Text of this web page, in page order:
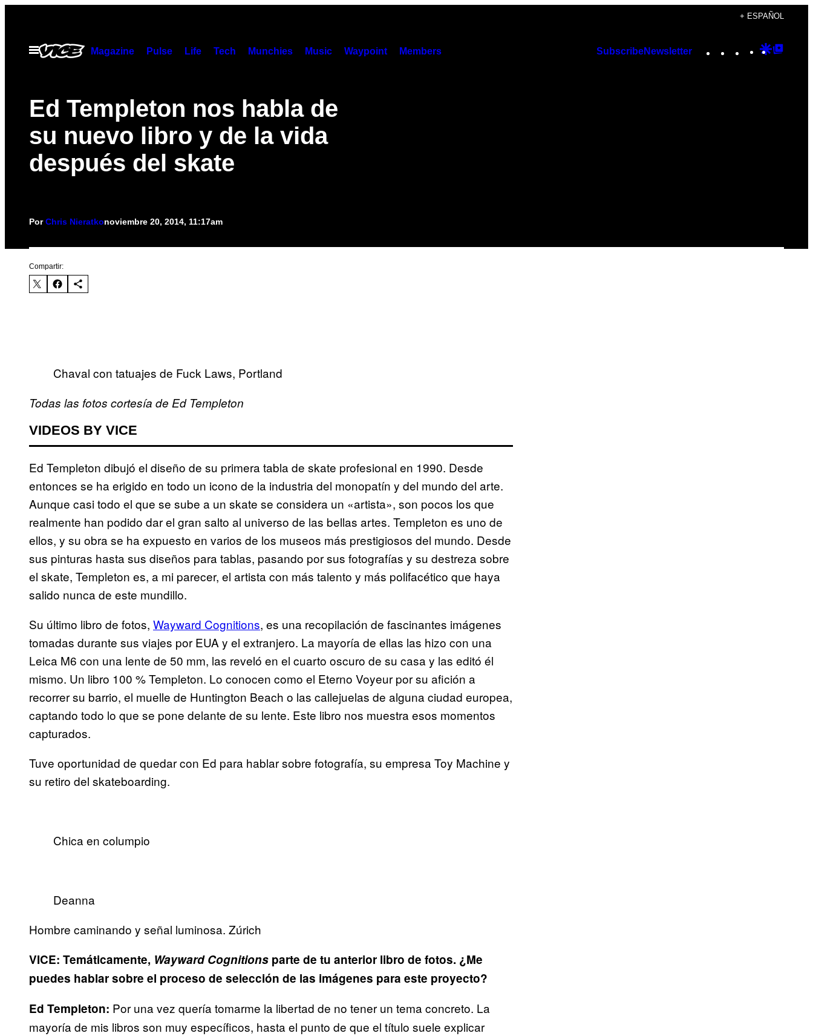
contenido
+ ESPAÑOL
Abrir
Menú
Magazine Pulse Life Tech Munchies Music Waypoint Members SubscribeNewsletter Instagram
TikTok
YouTube
Google
Ed Templeton nos habla de
su nuevo libro y de la vida
después del skate
PorChris Nieratkonoviembre 20, 2014, 11:17am
Compartir:
Chaval con tatuajes de Fuck Laws, Portland
Todas las fotos cortesía de Ed Templeton
VIDEOS BY VICE
Ed Templeton dibujó el diseño de su primera tabla de skate profesional en 1990. Desde
entonces se ha erigido en todo un icono de la industria del monopatín y del mundo del arte.
Aunque casi todo el que se sube a un skate se considera un «artista», son pocos los que
realmente han podido dar el gran salto al universo de las bellas artes. Templeton es uno de
ellos, y su obra se ha expuesto en varios de los museos más prestigiosos del mundo. Desde
sus pinturas hasta sus diseños para tablas, pasando por sus fotografías y su destreza sobre
el skate, Templeton es, a mi parecer, el artista con más talento y más polifacético que haya
salido nunca de este mundillo.
Su último libro de fotos, ​Wayward Cognitions, es una recopilación de fascinantes imágenes
tomadas durante sus viajes por EUA y el extranjero. La mayoría de ellas las hizo con una
Leica M6 con una lente de 50 mm, las reveló en el cuarto oscuro de su casa y las editó él
mismo. Un libro 100 % Templeton. Lo conocen como el Eterno Voyeur por su afición a
recorrer su barrio, el muelle de Huntington Beach o las callejuelas de alguna ciudad europea,
captando todo lo que se pone delante de su lente. Este libro nos muestra esos momentos
capturados.
Tuve oportunidad de quedar con Ed para hablar sobre fotografía, su empresa Toy Machine y
su retiro del skateboarding.
Chica en columpio
Deanna
Hombre caminando y señal luminosa. Zúrich
VICE: Temáticamente, Wayward Cognitions parte de tu anterior libro de fotos. ¿Me
puedes hablar sobre el proceso de selección de las imágenes para este proyecto?
Ed Templeton: Por una vez quería tomarme la libertad de no tener un tema concreto. La
mayoría de mis libros son muy específicos, hasta el punto de que el título suele explicar